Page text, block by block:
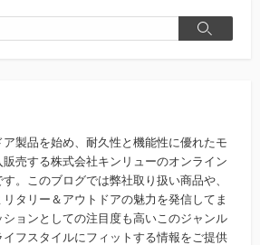
検
ア製品を始め、耐久性と機能性に優れたモ
販売する株式会社キンリューのオンライン
。このブログでは弊社取り扱い商品や、
タリー＆アウトドアの魅力を発信してま
ョンとしての注目度も高いこのジャンル
フスタイルにフィットする情報をご提供